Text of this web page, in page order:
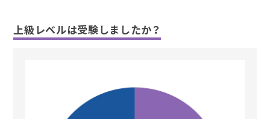
上級レベルは受験しましたか？